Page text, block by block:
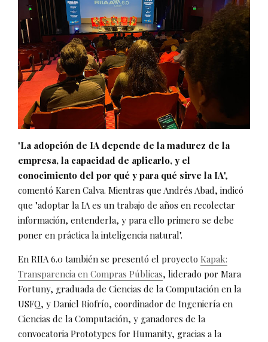
"La adopción de IA depende de la madurez de la
empresa, la capacidad de aplicarlo, y el
conocimiento del por qué y para qué sirve la IA",
comentó Karen Calva. Mientras que Andrés Abad, indicó
que "adoptar la IA es un trabajo de años en recolectar
información, entenderla, y para ello primero se debe
poner en práctica la inteligencia natural".
En RIIA 6.0 también se presentó el proyecto Kapak:
Transparencia en Compras Públicas, liderado por Mara
Fortuny, graduada de Ciencias de la Computación en la
USFQ, y Daniel Riofrío, coordinador de Ingeniería en
Ciencias de la Computación, y ganadores de la
convocatoria Prototypes for Humanity, gracias a la